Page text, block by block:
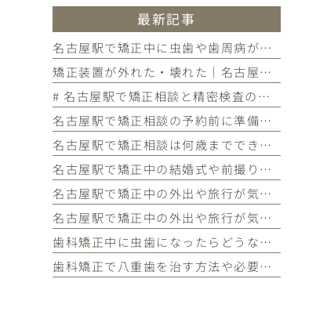
最新記事
名古屋駅で矯正中に虫歯や歯周病が見つかったらどうする？治療の進め方と予防を解説
矯正装置が外れた・壊れた｜名古屋駅の矯正歯科が教えるトラブル別の対処法
# 名古屋駅で矯正相談と精密検査の違いが気になる方へ｜各ステップでわかることを歯科医師が解説
名古屋駅で矯正相談の予約前に準備しておきたいこと｜チェックリストつきで初めての方に解説
名古屋駅で矯正相談は何歳までできるのか気になる方へ｜大人の矯正の疑問・メリット・よくある質問まとめ
名古屋駅で矯正中の結婚式や前撮りが気になる方へ｜当院限定サービス・タイミングの考え方・よくある質問まとめ
名古屋駅で矯正中の外出や旅行が気になる方へ｜国内・海外旅行の対策・持ち物・よくある質問まとめ
名古屋駅で矯正中の外出や旅行が気になる方へ｜国内・海外旅行の対策・持ち物・よくある質問まとめ
歯科矯正中に虫歯になったらどうなる？対処法や予防法を詳しく紹介
歯科矯正で八重歯を治す方法や必要な期間・費用、放置するリスクを紹介